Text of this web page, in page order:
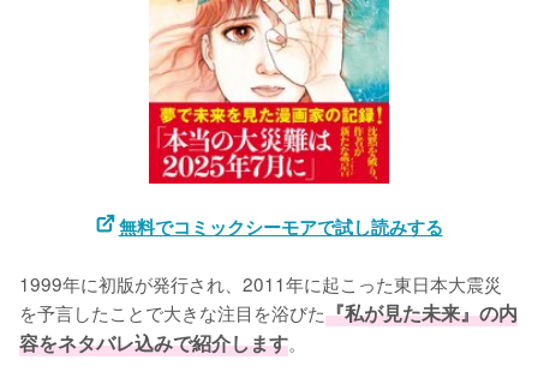
無料でコミックシーモアで試し読みする
1999年に初版が発行され、2011年に起こった東日本大震災
を予言したことで大きな注目を浴びた『私が見た未来』の内
容をネタバレ込みで紹介します。